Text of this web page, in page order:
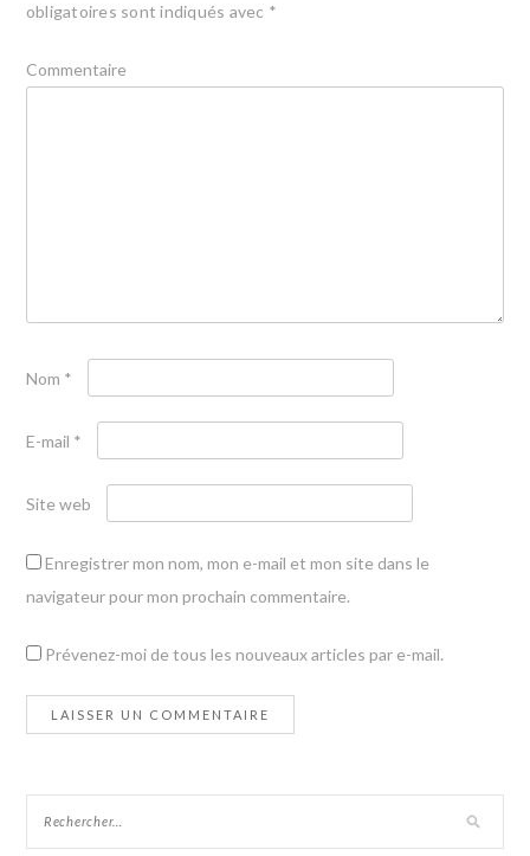
obligatoires sont indiqués avec *
Commentaire
Nom *
E-mail *
Site web
Enregistrer mon nom, mon e-mail et mon site dans le
navigateur pour mon prochain commentaire.
Prévenez-moi de tous les nouveaux articles par e-mail.